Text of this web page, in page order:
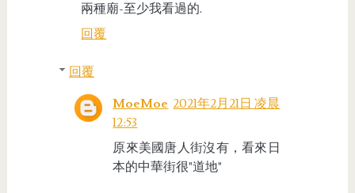
兩種廟-至少我看過的.
回覆
回覆
MoeMoe 2021年2月21日 凌晨
12:53
原來美國唐人街沒有，看來日
本的中華街很"道地"